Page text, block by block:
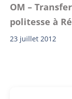
OM –
politesse à
23 juillet 2012